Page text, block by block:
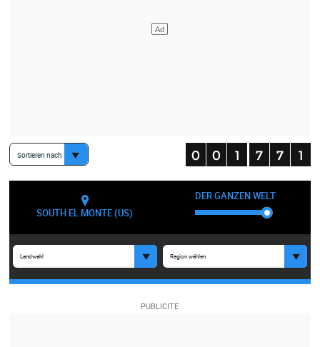
Sortieren nach
SOUTH EL MONTE (US)
DER GANZEN WELT
Landwahl Region wählen